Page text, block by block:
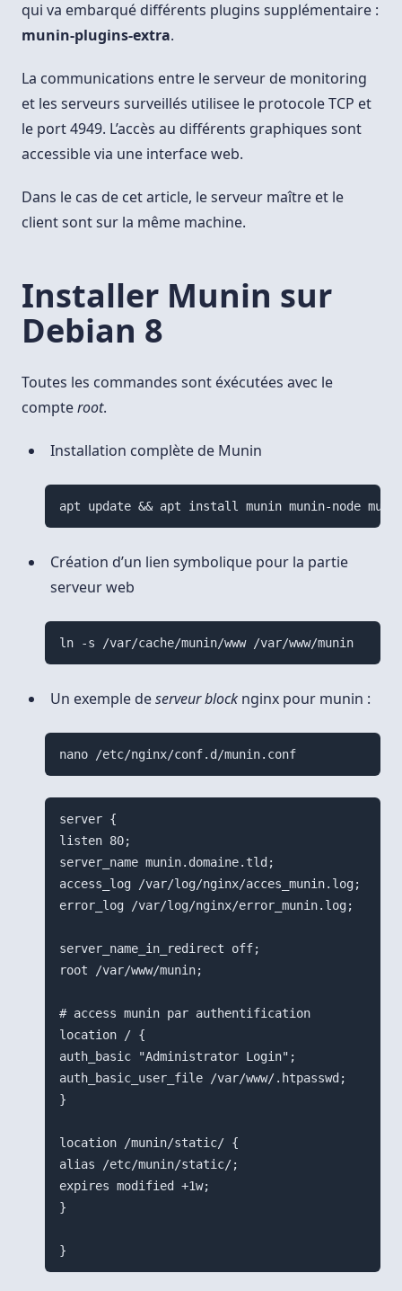
qui va embarqué différents plugins supplémentaire :
munin-plugins-extra.
La communications entre le serveur de monitoring
et les serveurs surveillés utilisee le protocole TCP et
le port 4949. L’accès au différents graphiques sont
accessible via une interface web.
Dans le cas de cet article, le serveur maître et le
client sont sur la même machine.
Installer Munin sur
Debian 8
Toutes les commandes sont éxécutées avec le
compteroot.
Installation complète de Munin
Création d’un lien symbolique pour la partie
serveur web
ln -s /var/cache/munin/www /var/www/munin
Un exemple deserveur block nginx pour munin :
nano /etc/nginx/conf.d/munin.conf
server {
listen 80;
server_name munin.domaine.tld;
access_log /var/log/nginx/acces_munin.log;
error_log /var/log/nginx/error_munin.log;
server_name_in_redirect off;
root /var/www/munin;
# access munin par authentification
location / {
auth_basic "Administrator Login";
auth_basic_user_file /var/www/.htpasswd;
}
location /munin/static/ {
alias /etc/munin/static/;
expires modified +1w;
}